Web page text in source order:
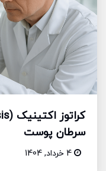
سرطان پوست